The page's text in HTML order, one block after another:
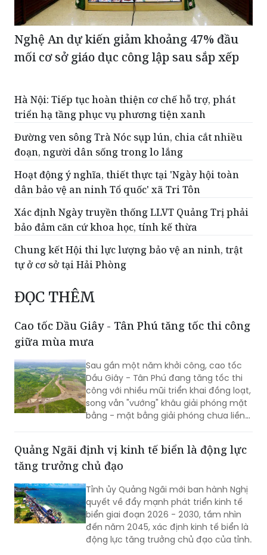
Nghệ An dự kiến giảm khoảng 47% đầu
mối cơ sở giáo dục công lập sau sắp xếp
Hà Nội: Tiếp tục hoàn thiện cơ chế hỗ trợ, phát
triển hạ tầng phục vụ phương tiện xanh
Đường ven sông Trà Nóc sụp lún, chia cắt nhiều
đoạn, người dân sống trong lo lắng
Hoạt động ý nghĩa, thiết thực tại 'Ngày hội toàn
dân bảo vệ an ninh Tổ quốc' xã Tri Tôn
Xác định Ngày truyền thống LLVT Quảng Trị phải
bảo đảm căn cứ khoa học, tính kế thừa
Chung kết Hội thi lực lượng bảo vệ an ninh, trật
tự ở cơ sở tại Hải Phòng
ĐỌC THÊM
Cao tốc Dầu Giây - Tân Phú tăng tốc thi công
giữa mùa mưa
Sau gần một năm khởi công, cao tốc
Dầu Giây - Tân Phú đang tăng tốc thi
công với nhiều mũi triển khai đồng loạt,
song vẫn "vướng" khâu giải phóng mặt
bằng - mặt bằng giải phóng chưa liền
Quảng Ngãi định vị kinh tế biển là động lực
tăng trưởng chủ đạo
Tỉnh ủy Quảng Ngãi mới ban hành Nghị
quyết về đẩy mạnh phát triển kinh tế
biển giai đoạn 2026 - 2030, tầm nhìn
đến năm 2045, xác định kinh tế biển là
động lực tăng trưởng chủ đạo của tỉnh.